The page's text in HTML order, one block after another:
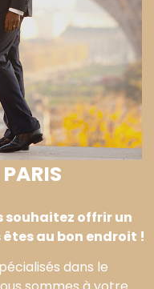
souhaitez offrir un
au bon endroit !
dans le